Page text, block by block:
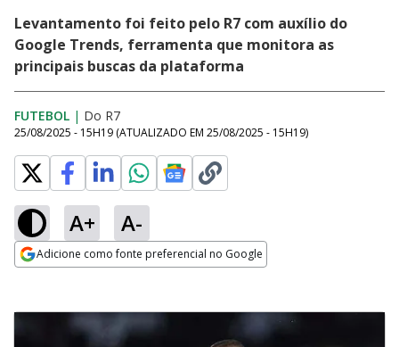
Levantamento foi feito pelo R7 com auxílio do
Google Trends, ferramenta que monitora as
principais buscas da plataforma
FUTEBOL | Do R7
25/08/2025 - 15H19 (ATUALIZADO EM 25/08/2025 - 15H19)
A+ A-
Adicione como fonte preferencial no Google